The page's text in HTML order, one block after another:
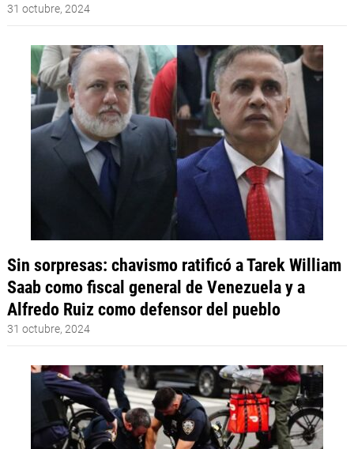
31 octubre, 2024
Sin sorpresas: chavismo ratificó a Tarek William
Saab como fiscal general de Venezuela y a
Alfredo Ruiz como defensor del pueblo
31 octubre, 2024